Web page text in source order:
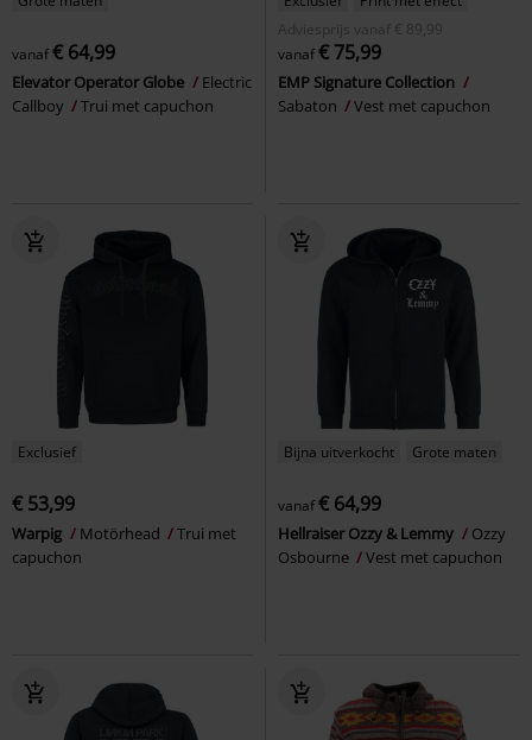
vanaf€ 64,99
Elevator Operator Globe
Electric
Callboy
Trui met capuchon
Adviesprijs
vanaf € 89,99
vanaf€ 75,99
EMP Signature Collection
Sabaton
Vest met capuchon
Exclusief
€ 53,99
Warpig Motörhead
Trui met
capuchon
Bijna uitverkocht Grote maten
vanaf€ 64,99
Hellraiser Ozzy & Lemmy
Ozzy
Osbourne
Vest met capuchon